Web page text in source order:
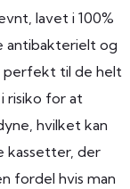
lavet i 100%
antibakterielt og
perfekt til de helt
risiko for at
hvilket kan
kassetter, der
fordel hvis man